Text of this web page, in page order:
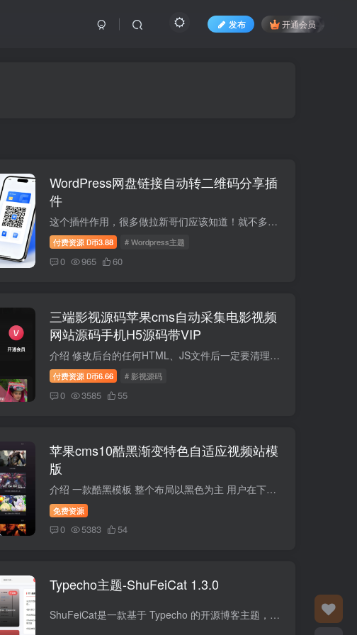
发布 开通会员
WordPress网盘链接自动转二维码分享插
件
这个插件作用，很多做拉新哥们应该知道！就不多说了。WordPress网盘移动拉新插件,网盘拉新 核心功能14+ 主流网盘支持百度网盘、夸克网盘、阿里云盘、123云盘、蓝奏云等全面覆盖。 二维码弹窗扫...
付费资源 D币3.88 # Wordpress主题
0 965 60
三端影视源码苹果cms自动采集电影视频
网站源码手机H5源码带VIP
介绍 修改后台的任何HTML、JS文件后一定要清理浏览器缓存，否则可能不生效。关于苹果cms系统，这个只是用来采集电影电视剧用的，还使用了苹果cms自带的卡密功，用来激活app会员或者充值钻石，或...
付费资源 D币6.66 # 影视源码
0 3585 55
苹果cms10酷黑渐变特色自适应视频站模
版
介绍 一款酷黑模板 整个布局以黑色为主 用户在下滑或是上调页面时具有颜色由深变浅或浅变深的颜色渐变功能！完美自适应所有市面上的电子视频设备。还有触动封面直接播放视频内容的独特设计 为你...
免费资源
0 5383 54
Typecho主题-ShuFeiCat 1.3.0
ShuFeiCat是一款基于 Typecho 的开源博客主题，以轻量、美观和功能丰富为设计理念。 运行环境：本主题开发环境为 Typecho 1.3 + PHP 8.3，如果在使用过程中出现问题，可以尝试切换这个运行环境 ...